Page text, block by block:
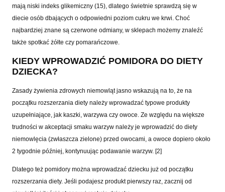
mają niski indeks glikemiczny (15), dlatego świetnie sprawdzą się w
diecie osób dbających o odpowiedni poziom cukru we krwi. Choć
najbardziej znane są czerwone odmiany, w sklepach możemy znaleźć
także spotkać żółte czy pomarańczowe.
KIEDY WPROWADZIĆ POMIDORA DO DIETY
DZIECKA?
Zasady żywienia zdrowych niemowląt jasno wskazują na to, że na
początku rozszerzania diety należy wprowadzać typowe produkty
uzupełniające, jak kaszki, warzywa czy owoce. Ze względu na większe
trudności w akceptacji smaku warzyw należy je wprowadzić do diety
niemowlęcia (zwłaszcza zielone) przed owocami, a owoce dopiero około
2 tygodnie później, kontynuując podawanie warzyw. [2]
Dlatego też pomidory można wprowadzać dziecku już od początku
rozszerzania diety. Jeśli podajesz produkt pierwszy raz, zacznij od